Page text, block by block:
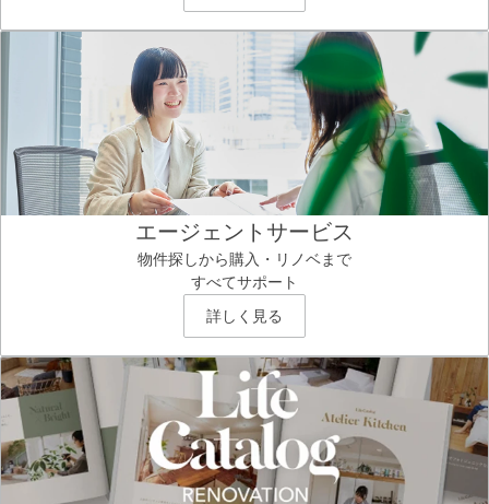
エージェントサービス
物件探しから購入・リノベまで
すべてサポート
詳しく見る